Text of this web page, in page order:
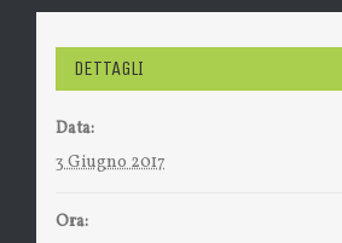
DETTAGLI
Data:
3 Giugno 2017
Ora: